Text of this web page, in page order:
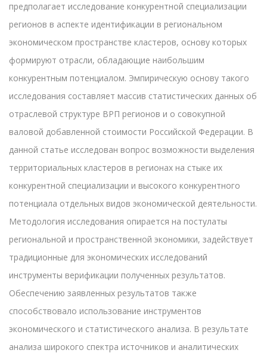
предполагает исследование конкурентной специализации
регионов в аспекте идентификации в региональном
экономическом пространстве кластеров, основу которых
формируют отрасли, обладающие наибольшим
конкурентным потенциалом. Эмпирическую основу такого
исследования составляет массив статистических данных об
отраслевой структуре ВРП регионов и о совокупной
валовой добавленной стоимости Российской Федерации. В
данной статье исследован вопрос возможности выделения
территориальных кластеров в регионах на стыке их
конкурентной специализации и высокого конкурентного
потенциала отдельных видов экономической деятельности.
Методология исследования опирается на постулаты
региональной и пространственной экономики, задействует
традиционные для экономических исследований
инструменты верификации полученных результатов.
Обеспечению заявленных результатов также
способствовало использование инструментов
экономического и статистического анализа. В результате
анализа широкого спектра источников и аналитических